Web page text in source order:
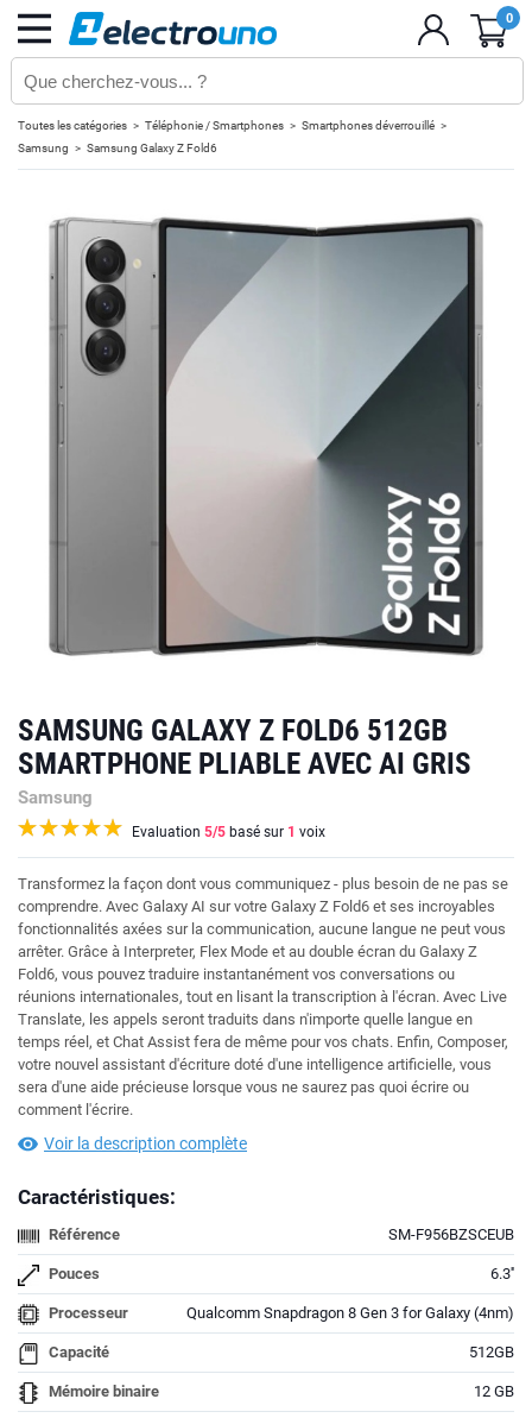
0
Toutes les catégories Téléphonie / Smartphones
Smartphones déverrouillé
Samsung
Samsung Galaxy Z Fold6
SAMSUNG GALAXY Z FOLD6 512GB
SMARTPHONE PLIABLE AVEC AI GRIS
Samsung
Evaluation 5/5 basé sur 1 voix
Transformez la façon dont vous communiquez - plus besoin de ne pas se
comprendre. Avec Galaxy AI sur votre Galaxy Z Fold6 et ses incroyables
fonctionnalités axées sur la communication, aucune langue ne peut vous
arrêter. Grâce à Interpreter, Flex Mode et au double écran du Galaxy Z
Fold6, vous pouvez traduire instantanément vos conversations ou
réunions internationales, tout en lisant la transcription à l'écran. Avec Live
Translate, les appels seront traduits dans n'importe quelle langue en
temps réel, et Chat Assist fera de même pour vos chats. Enfin, Composer,
votre nouvel assistant d'écriture doté d'une intelligence artificielle, vous
sera d'une aide précieuse lorsque vous ne saurez pas quoi écrire ou
comment l'écrire.
Voir la description complète
Caractéristiques:
Référence SM-F956BZSCEUB
Pouces 6.3''
Processeur Qualcomm Snapdragon 8 Gen 3 for Galaxy (4nm)
Capacité 512GB
Mémoire binaire 12 GB